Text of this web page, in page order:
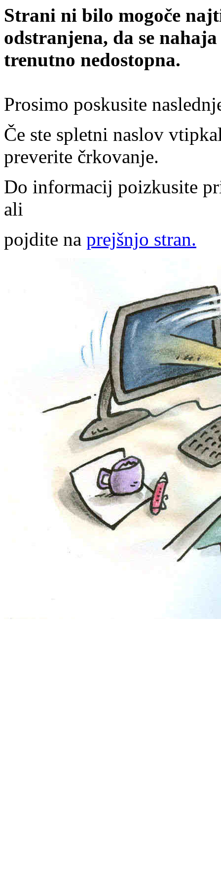
Strani ni bilo mogoče
odstranjena, da se
trenutno nedostopna.
Prosimo poskusite
Če ste spletni naslov
preverite črkovanje.
Do informacij poizkusite
ali
pojdite na prejšnjo stran.